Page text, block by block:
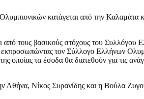
κατάγεται από την Καλαμάτα
από τους βασικούς στόχους του
τον Σύλλογο Ελλήνων
οποίας τα έσοδα θα διατεθούν για τις
Νίκος Συρανίδης και η Βούλα